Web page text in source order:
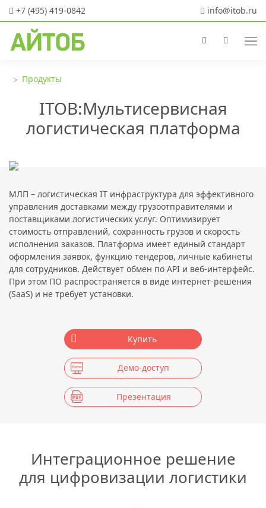
+7 (495) 419-0842 info@itob.ru
Продукты
ITOB:Мультисервисная
логистическая платформа
МЛП – логистическая IT инфраструктура для эффективного
управления доставками между грузоотправителями и
поставщиками логистических услуг. Оптимизирует
стоимость отправлений, сохранность грузов и скорость
исполнения заказов. Платформа имеет единый стандарт
оформления заявок, функцию тендеров, личные кабинеты
для сотрудников. Действует обмен по API и веб-интерфейс.
При этом ПО распространяется в виде интернет-решения
(SaaS) и не требует установки.
Купить
Демо-доступ
Презентация
Интеграционное решение
для цифровизации логистики